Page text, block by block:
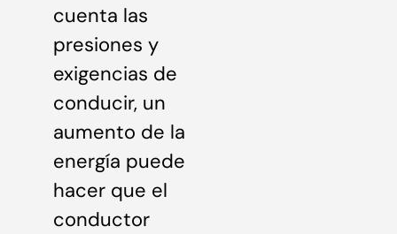
cuenta las
presiones y
exigencias de
conducir, un
aumento de la
energía puede
hacer que el
conductor